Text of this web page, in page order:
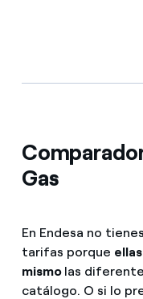
Gas
En Endesa no
tarifas porque
mismolas
catálogo. O si lo